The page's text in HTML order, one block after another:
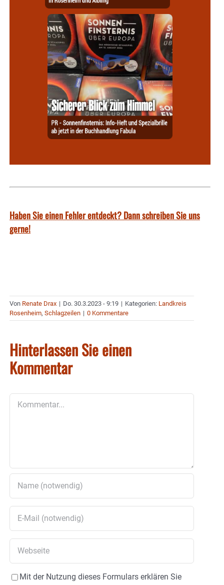
Haben Sie einen Fehler entdeckt? Dann schreiben Sie uns
gerne!
Von Renate Drax | Do. 30.3.2023 - 9:19 | Kategorien: Landkreis
Rosenheim, Schlagzeilen | 0 Kommentare
Hinterlassen Sie einen
Kommentar
Mit der Nutzung dieses Formulars erklären Sie